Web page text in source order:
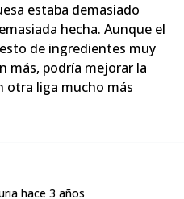
estaba demasiado
hecha. Aunque el
de ingredientes muy
más, podría mejorar la
otra liga mucho más